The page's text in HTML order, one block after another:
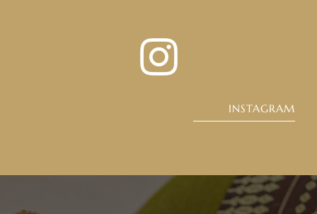
INSTAGRAM